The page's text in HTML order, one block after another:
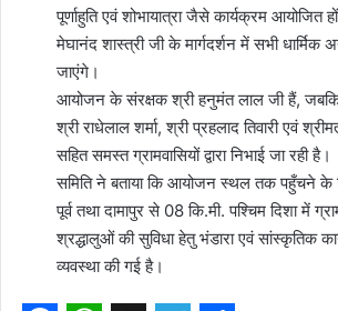
पूर्णाहुति एवं शोभायात्रा जैसे कार्यक्रम आयोजित
मेघानंद शास्त्री जी के मार्गदर्शन में सभी धार्मिक
जाएंगे।
आयोजन के संरक्षक श्री हनुमंत लाल जी हैं, जबकि
श्री राधेलाल शर्मा, श्री प्रहलाद तिवारी एवं
सहित समस्त ग्रामवासियों द्वारा निभाई जा रही है।
समिति ने बताया कि आयोजन स्थल तक पहुँचने के
पूर्व तथा दामापुर से 08 कि.मी. पश्चिम दिशा में
श्रद्धालुओं की सुविधा हेतु भंडारा एवं सांस्कृतिक
व्यवस्था की गई है।